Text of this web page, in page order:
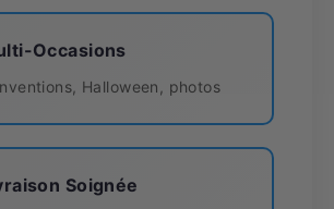
Occasions
Halloween, photos
Soignée